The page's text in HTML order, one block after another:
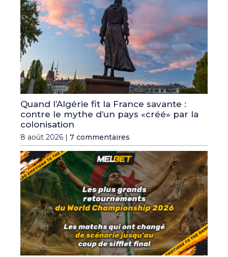
Quand l’Algérie fit la France savante :
contre le mythe d’un pays «créé» par la
colonisation
8 août 2026 | 7 commentaires